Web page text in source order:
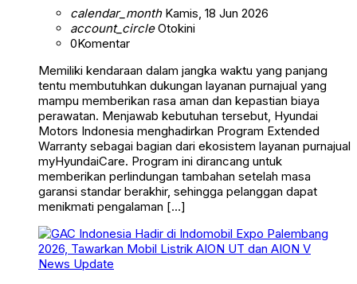
calendar_monthKamis, 18 Jun 2026
account_circleOtokini
0Komentar
Memiliki kendaraan dalam jangka waktu yang panjang
tentu membutuhkan dukungan layanan purnajual yang
mampu memberikan rasa aman dan kepastian biaya
perawatan. Menjawab kebutuhan tersebut, Hyundai
Motors Indonesia menghadirkan Program Extended
Warranty sebagai bagian dari ekosistem layanan purnajual
myHyundaiCare. Program ini dirancang untuk
memberikan perlindungan tambahan setelah masa
garansi standar berakhir, sehingga pelanggan dapat
menikmati pengalaman […]
News Update